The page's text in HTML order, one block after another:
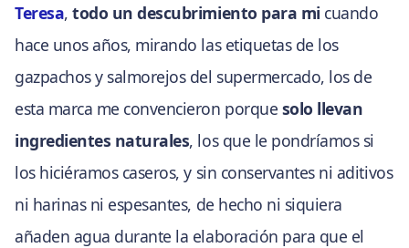
Teresa,todo un descubrimiento para mi cuando
hace unos años, mirando las etiquetas de los
gazpachos y salmorejos del supermercado, los de
esta marca me convencieron porque solo llevan
ingredientes naturales, los que le pondríamos si
los hiciéramos caseros, y sin conservantes ni aditivos
ni harinas ni espesantes, de hecho ni siquiera
añaden agua durante la elaboración para que el